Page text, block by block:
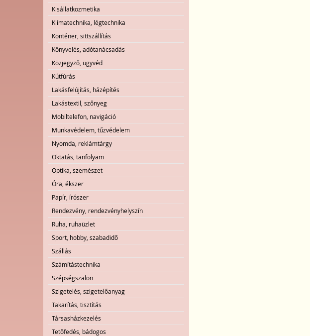
Kisállatkozmetika
Klímatechnika, légtechnika
Konténer, sittszállítás
Könyvelés, adótanácsadás
Közjegyző, ügyvéd
Kútfúrás
Lakásfelújítás, házépítés
Lakástextil, szőnyeg
Mobiltelefon, navigáció
Munkavédelem, tűzvédelem
Nyomda, reklámtárgy
Oktatás, tanfolyam
Optika, szemészet
Óra, ékszer
Papír, írószer
Rendezvény, rendezvényhelyszín
Ruha, ruhaüzlet
Sport, hobby, szabadidő
Szállás
Számítástechnika
Szépségszalon
Szigetelés, szigetelőanyag
Takarítás, tisztítás
Társasházkezelés
Tetőfedés, bádogos